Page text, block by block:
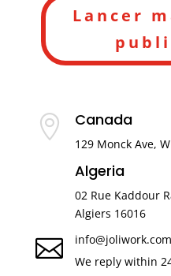
Lancer
 Canada
129 Monck Ave,
Algeria
02 Rue Kaddour
Algiers 16016

info@joliwork.com
We reply within